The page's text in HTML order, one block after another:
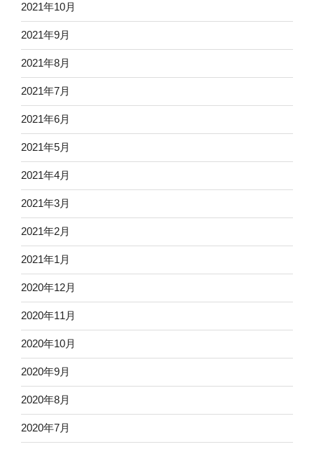
2021年10月
2021年9月
2021年8月
2021年7月
2021年6月
2021年5月
2021年4月
2021年3月
2021年2月
2021年1月
2020年12月
2020年11月
2020年10月
2020年9月
2020年8月
2020年7月